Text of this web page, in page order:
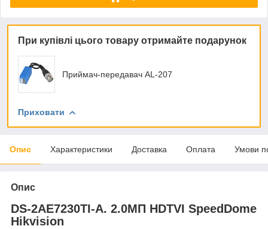
При купівлі цього товару отримайте подарунок
Приймач-передавач AL-207
Приховати
Опис Характеристики Доставка Оплата Умови
Опис
DS-2AE7230TI-A. 2.0МП HDTVI SpeedDome
Hikvision